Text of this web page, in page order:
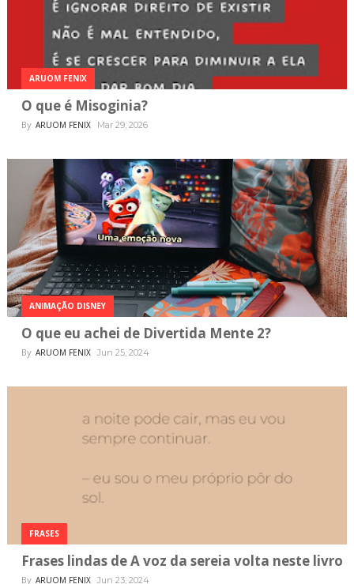
ARUOM FENIX
O que é Misoginia?
By ARUOM FENIX Mar 29, 2026
ANIMAÇÃO DISNEY
O que eu achei de Divertida Mente 2?
By ARUOM FENIX Jun 25, 2024
FRASES
Frases lindas de A voz da sereia volta neste livro
By ARUOM FENIX Jun 23, 2024